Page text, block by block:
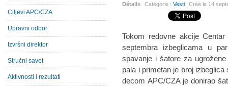
Détails Catégorie :Vesti Créé le 14
Tokom redovne akcije
septembra izbeglicama u
spavanje i šatore za
pala i primetan je broj
decom APC/CZA je donirao
Ciljevi APC/CZA
Upravni odbor
Izvršni direktor
Stručni savet
Aktivnosti i rezultati